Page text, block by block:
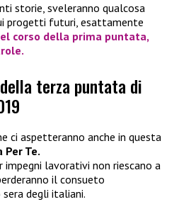
storie, sveleranno qualcosa
progetti futuri, esattamente
corso della prima puntata,
terza puntata di
ci aspetteranno anche in questa
Per Te.
impegni lavorativi non riescano a
il consueto
degli italiani.